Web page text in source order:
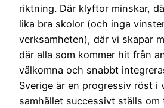
riktning. Där klyftor minskar,
lika bra skolor (och inga
verksamheten), där vi skapar
där alla som kommer hit från
välkomna och snabbt
Sverige är en progressiv röst i
samhället successivt ställs om